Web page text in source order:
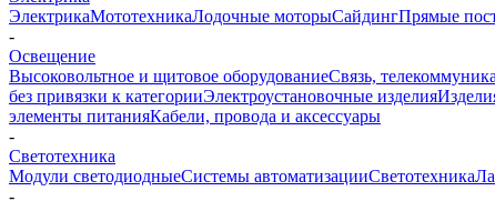
ЭлектрикаМототехникаЛодочные моторыСайдингПрямые
-
Освещение
Высоковольтное и щитовое оборудованиеСвязь,
без привязки к категорииЭлектроустановочные изделия
элементы питанияКабели, провода и аксессуары
-
Светотехника
Модули светодиодныеСистемы автоматизацииСветотехника
-